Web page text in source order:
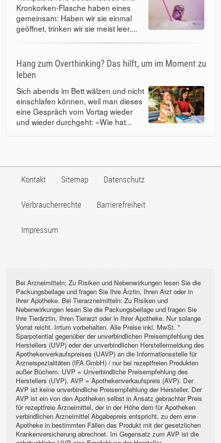
Kronkorken-Flasche haben eines
gemeinsam: Haben wir sie einmal
geöffnet, trinken wir sie meist leer....
Hang zum Overthinking? Das hilft, um im Moment zu
leben
Sich abends im Bett wälzen und nicht
einschlafen können, weil man dieses
eine Gespräch vom Vortag wieder
und wieder durchgeht: «Wie hat...
Kontakt Sitemap Datenschutz
Verbraucherrechte Barrierefreiheit
Impressum
Bei Arzneimitteln: Zu Risiken und Nebenwirkungen lesen Sie die
Packungsbeilage und fragen Sie Ihre Ärztin, Ihren Arzt oder in
Ihrer Apotheke. Bei Tierarzneimitteln: Zu Risiken und
Nebenwirkungen lesen Sie die Packungsbeilage und fragen Sie
Ihre Tierärztin, Ihren Tierarzt oder in Ihrer Apotheke. Nur solange
Vorrat reicht. Irrtum vorbehalten. Alle Preise inkl. MwSt. *
Sparpotential gegenüber der unverbindlichen Preisempfehlung des
Herstellers (UVP) oder der unverbindlichen Herstellermeldung des
Apothekenverkaufspreises (UAVP) an die Informationsstelle für
Arzneispezialitäten (IFA GmbH) / nur bei rezeptfreien Produkten
außer Büchern. UVP = Unverbindliche Preisempfehlung des
Herstellers (UVP). AVP = Apothekenverkaufspreis (AVP). Der
AVP ist keine unverbindliche Preisempfehlung der Hersteller. Der
AVP ist ein von den Apotheken selbst in Ansatz gebrachter Preis
für rezeptfreie Arzneimittel, der in der Höhe dem für Apotheken
verbindlichen Arzneimittel Abgabepreis entspricht, zu dem eine
Apotheke in bestimmten Fällen das Produkt mit der gesetzlichen
Krankenversicherung abrechnet. Im Gegensatz zum AVP ist die